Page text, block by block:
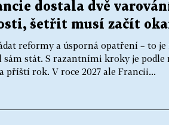
dostala dvě
šetřit musí začít
reformy a úsporná opatření – to je
sám stát. S razantními kroky je podle
rok. V roce 2027 ale Francii...